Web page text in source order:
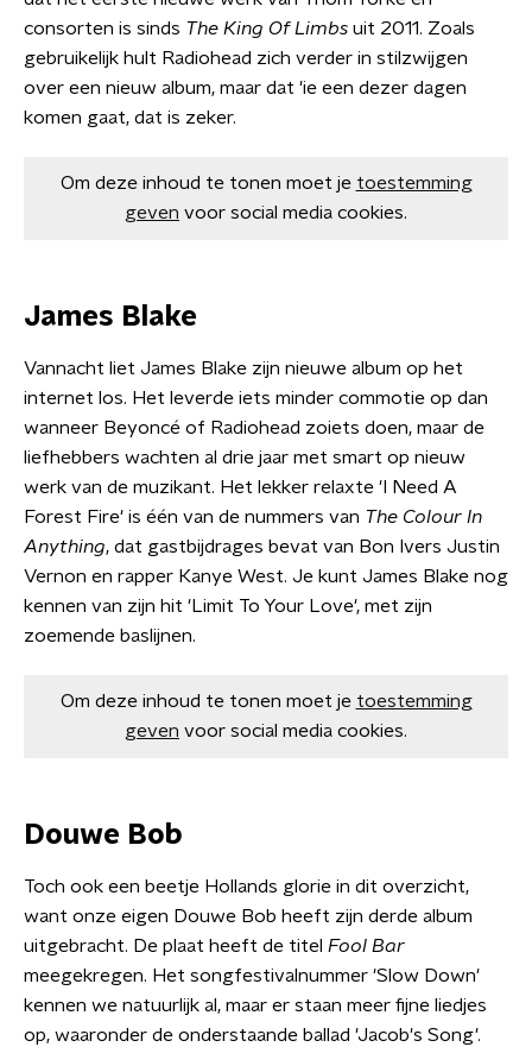
consorten is sinds The King Of Limbs uit 2011. Zoals
gebruikelijk hult Radiohead zich verder in stilzwijgen
over een nieuw album, maar dat 'ie een dezer dagen
komen gaat, dat is zeker.
Om deze inhoud te tonen moet je toestemming
geven voor social media cookies.
James Blake
Vannacht liet James Blake zijn nieuwe album op het
internet los. Het leverde iets minder commotie op dan
wanneer Beyoncé of Radiohead zoiets doen, maar de
liefhebbers wachten al drie jaar met smart op nieuw
werk van de muzikant. Het lekker relaxte 'I Need A
Forest Fire' is één van de nummers van The Colour In
Anything, dat gastbijdrages bevat van Bon Ivers Justin
Vernon en rapper Kanye West. Je kunt James Blake nog
kennen van zijn hit 'Limit To Your Love', met zijn
zoemende baslijnen.
Om deze inhoud te tonen moet je toestemming
geven voor social media cookies.
Douwe Bob
Toch ook een beetje Hollands glorie in dit overzicht,
want onze eigen Douwe Bob heeft zijn derde album
uitgebracht. De plaat heeft de titel Fool Bar
meegekregen. Het songfestivalnummer 'Slow Down'
kennen we natuurlijk al, maar er staan meer fijne liedjes
op, waaronder de onderstaande ballad 'Jacob's Song'.